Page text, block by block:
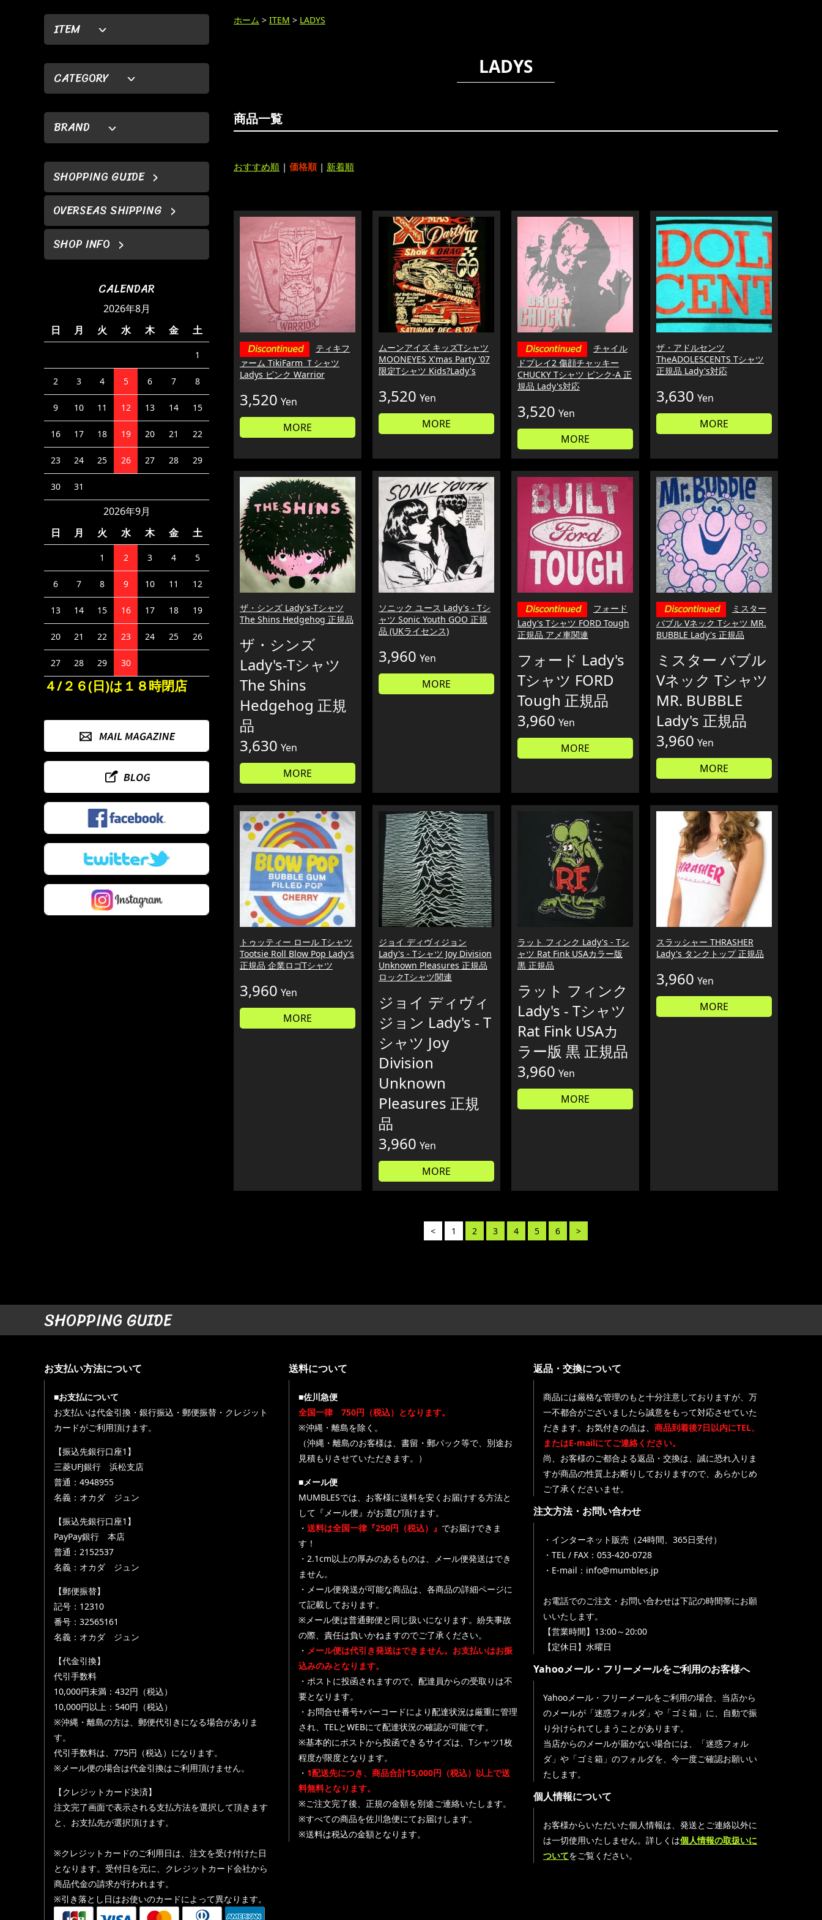
ITEM
CATEGORY
BRAND
SHOPPING GUIDE
OVERSEAS SHIPPING
SHOP INFO
CALENDAR
2026年8月
日
月 火 水 木 金 土
1
2 3 4 5 6 7 8
9 10 11 12 13 14 15
16 17 18 19 20 21 22
23 24 25 26 27 28 29
30 31
2026年9月
日
月 火 水 木 金 土
1 2 3 4 5
6 7 8 9 10 11 12
13 14 15 16 17 18 19
20 21 22 23 24 25 26
27 28 29 30
４/２６(日)は１８時閉店
ホーム > ITEM > LADYS
LADYS
商品一覧
おすすめ順 | 価格順| 新着順
ティキフ
ァーム TikiFarm Ｔシャツ
Ladys ピンク Warrior
3,520 Yen
MORE
ムーンアイズ キッズTシャツ
MOONEYES X'mas Party '07
限定Tシャツ Kids?Lady's
3,520 Yen
MORE
チャイル
ドプレイ2 傷顔チャッキー
CHUCKY Tシャツ ピンク-A 正
規品 Lady's対応
3,520 Yen
MORE
ザ・アドルセンツ
TheADOLESCENTS Tシャツ
正規品 Lady's対応
3,630 Yen
MORE
ザ・シンズ Lady's-Tシャツ
The Shins Hedgehog 正規品
ザ・シンズ
Lady's-Tシャツ
The Shins
Hedgehog 正規
品
3,630 Yen
MORE
ソニック ユース Lady's - Tシ
ャツ Sonic Youth GOO 正規
品 (UKライセンス)
3,960 Yen
MORE
フォード
Lady's Tシャツ FORD Tough
正規品 アメ車関連
フォード Lady's
Tシャツ FORD
Tough 正規品
3,960 Yen
MORE
ミスター
バブル Vネック Tシャツ MR.
BUBBLE Lady's 正規品
ミスター バブル
Vネック Tシャツ
MR. BUBBLE
Lady's 正規品
3,960 Yen
MORE
トゥッティー ロール Tシャツ
Tootsie Roll Blow Pop Lady's
正規品 企業ロゴTシャツ
3,960 Yen
MORE
ジョイ ディヴィジョン
Lady's - Tシャツ Joy Division
Unknown Pleasures 正規品
ロックTシャツ関連
ジョイ ディヴィ
ジョン Lady's - T
シャツ Joy
Division
Unknown
Pleasures 正規
品
3,960 Yen
MORE
ラット フィンク Lady's - Tシ
ャツ Rat Fink USAカラー版
黒 正規品
ラット フィンク
Lady's - Tシャツ
Rat Fink USAカ
ラー版 黒 正規品
3,960 Yen
MORE
スラッシャー THRASHER
Lady's タンクトップ 正規品
3,960 Yen
MORE
< 1 2 3 4 5 6 >
SHOPPING GUIDE
お支払い方法について
■お支払について
お支払いは代金引換・銀行振込・郵便振替・クレジット
カードがご利用頂けます。
【振込先銀行口座1】
三菱UFJ銀行 浜松支店
普通：4948955
名義：オカダ ジュン
【振込先銀行口座1】
PayPay銀行 本店
普通：2152537
名義：オカダ ジュン
【郵便振替】
記号：12310
番号：32565161
名義：オカダ ジュン
【代金引換】
代引手数料
10,000円未満：432円（税込）
10,000円以上：540円（税込）
※沖縄・離島の方は、郵便代引きになる場合がありま
す。
代引手数料は、775円（税込）になります。
※メール便の場合は代金引換はご利用頂けません。
【クレジットカード決済】
注文完了画面で表示される支払方法を選択して頂きます
と、お支払先が選択頂けます。
※クレジットカードのご利用日は、注文を受け付けた日
となります。受付日を元に、クレジットカード会社から
商品代金の請求が行われます。
※引き落とし日はお使いのカードによって異なります。
送料について
■佐川急便
全国一律 750円（税込）となります。
※沖縄・離島を除く。
（沖縄・離島のお客様は、書留・郵パック等で、別途お
見積もりさせていただきます。）
■メール便
MUMBLESでは、お客様に送料を安くお届けする方法と
して『メール便』がお選び頂けます。
・ 送料は全国一律『250円（税込）』 でお届けできま
す！
・2.1cm以上の厚みのあるものは、メール便発送はでき
ません。
・メール便発送が可能な商品は、各商品の詳細ページに
て記載しております。
※メール便は普通郵便と同じ扱いになります。紛失事故
の際、責任は負いかねますのでご了承ください。
・ メール便は代引き発送はできません。お支払いはお振
込みのみとなります。
・ポストに投函されますので、配達員からの受取りは不
要となります。
・お問合せ番号+バーコードにより配達状況は厳重に管理
され、TELとWEBにて配達状況の確認が可能です。
※基本的にポストから投函できるサイズは、Tシャツ1枚
程度が限度となります。
・ 1配送先につき、商品合計15,000円（税込）以上で送
料無料となります。
※ご注文完了後、正規の金額を別途ご連絡いたします。
※すべての商品を佐川急便にてお届けします。
※送料は税込の金額となります。
返品・交換について
商品には厳格な管理のもと十分注意しておりますが、万
一不都合がございましたら誠意をもって対応させていた
だきます。お気付きの点は、 商品到着後7日以内にTEL、
またはE-mailにてご連絡ください。
尚、お客様のご都合よる返品・交換は、誠に恐れ入りま
すが商品の性質上お断りしておりますので、あらかじめ
ご了承くださいませ。
注文方法・お問い合わせ
・インターネット販売（24時間、365日受付）
・TEL / FAX：053-420-0728
・E-mail：info@mumbles.jp
お電話でのご注文・お問い合わせは下記の時間帯にお願
いいたします。
【営業時間】13:00～20:00
【定休日】水曜日
Yahooメール・フリーメールをご利用のお客様へ
Yahooメール・フリーメールをご利用の場合、当店から
のメールが「迷惑フォルダ」や「ゴミ箱」に、自動で振
り分けられてしまうことがあります。
当店からのメールが届かない場合には、「迷惑フォル
ダ」や「ゴミ箱」のフォルダを、今一度ご確認お願いい
たします。
個人情報について
お客様からいただいた個人情報は、発送とご連絡以外に
は一切使用いたしません。詳しくは個人情報の取扱いに
ついてをご覧ください。